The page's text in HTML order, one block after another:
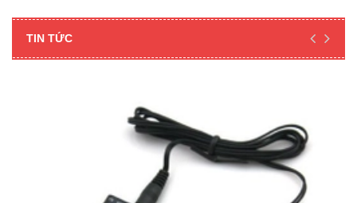
TIN TỨC